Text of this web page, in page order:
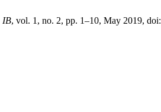
IB, vol. 1, no. 2, pp. 1–10, May 2019, doi: